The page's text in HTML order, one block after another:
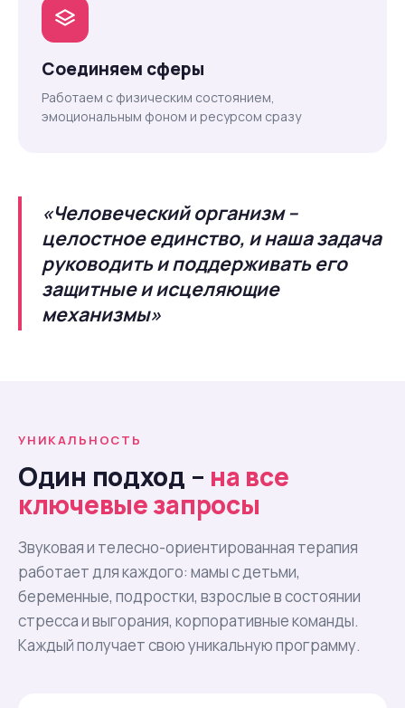
Соединяем сферы
Работаем с физическим состоянием,
эмоциональным фоном и ресурсом сразу
«Человеческий организм –
целостное единство, и наша задача
руководить и поддерживать его
защитные и исцеляющие
механизмы»
УНИКАЛЬНОСТЬ
Один подход – на все
ключевые запросы
Звуковая и телесно-ориентированная терапия
работает для каждого: мамы с детьми,
беременные, подростки, взрослые в состоянии
стресса и выгорания, корпоративные команды.
Каждый получает свою уникальную программу.